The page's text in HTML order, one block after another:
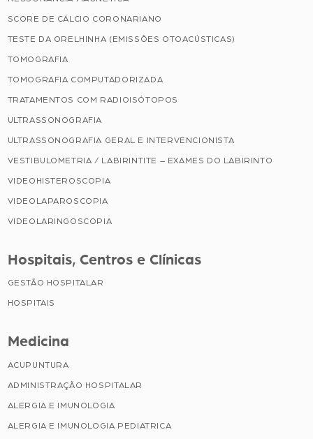
SCORE DE CÁLCIO CORONARIANO
TESTE DA ORELHINHA (EMISSÕES OTOACÚSTICAS)
TOMOGRAFIA
TOMOGRAFIA COMPUTADORIZADA
TRATAMENTOS COM RADIOISÓTOPOS
ULTRASSONOGRAFIA
ULTRASSONOGRAFIA GERAL E INTERVENCIONISTA
VESTIBULOMETRIA / LABIRINTITE – EXAMES DO LABIRINTO
VIDEOHISTEROSCOPIA
VIDEOLAPAROSCOPIA
VIDEOLARINGOSCOPIA
Hospitais, Centros e Clínicas
GESTÃO HOSPITALAR
HOSPITAIS
Medicina
ACUPUNTURA
ADMINISTRAÇÃO HOSPITALAR
ALERGIA E IMUNOLOGIA
ALERGIA E IMUNOLOGIA PEDIATRICA